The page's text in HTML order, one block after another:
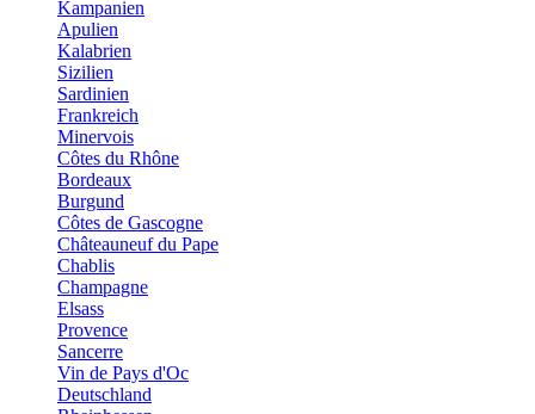
Kampanien
Apulien
Kalabrien
Sizilien
Sardinien
Frankreich
Minervois
Côtes du Rhône
Bordeaux
Burgund
Côtes de Gascogne
Châteauneuf du Pape
Chablis
Champagne
Elsass
Provence
Sancerre
Vin de Pays d'Oc
Deutschland